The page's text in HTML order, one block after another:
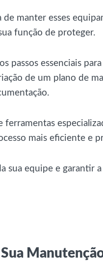
manter esses
função de proteger.
passos essenciais
de um plano de
mais eficiente e
sua equipe e garantir